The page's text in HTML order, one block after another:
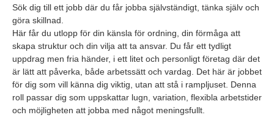
Sök dig till ett jobb där du får jobba självständigt, tänka själv och
göra skillnad.
Här får du utlopp för din känsla för ordning, din förmåga att
skapa struktur och din vilja att ta ansvar. Du får ett tydligt
uppdrag men fria händer, i ett litet och personligt företag där det
är lätt att påverka, både arbetssätt och vardag. Det här är jobbet
för dig som vill känna dig viktig, utan att stå i rampljuset. Denna
roll passar dig som uppskattar lugn, variation, flexibla arbetstider
och möjligheten att jobba med något meningsfullt.